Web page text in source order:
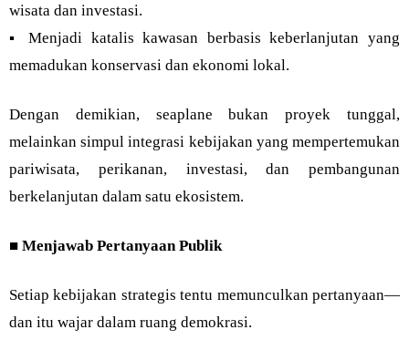
wisata dan investasi.
▪︎ Menjadi katalis kawasan berbasis keberlanjutan yang
memadukan konservasi dan ekonomi lokal.
Dengan demikian, seaplane bukan proyek tunggal,
melainkan simpul integrasi kebijakan yang mempertemukan
pariwisata, perikanan, investasi, dan pembangunan
berkelanjutan dalam satu ekosistem.
■ Menjawab Pertanyaan Publik
Setiap kebijakan strategis tentu memunculkan pertanyaan—
dan itu wajar dalam ruang demokrasi.